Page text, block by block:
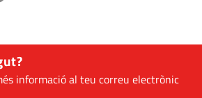
informació al teu correu electrònic